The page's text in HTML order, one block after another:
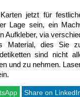
jetzt für
Lage sein, ein
via
Material, dies Sie
sind nicht
und zu nehmen.
Share on